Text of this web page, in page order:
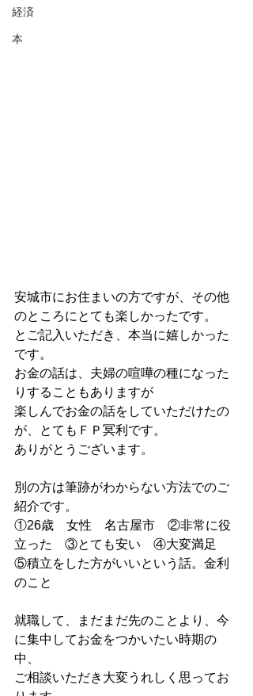
経済
本
安城市にお住まいの方ですが、その他
のところにとても楽しかったです。
とご記入いただき、本当に嬉しかった
です。
お金の話は、夫婦の喧嘩の種になった
りすることもありますが
楽しんでお金の話をしていただけたの
が、とてもＦＰ冥利です。
ありがとうございます。
別の方は筆跡がわからない方法でのご
紹介です。
①26歳　女性　名古屋市　②非常に役
立った　③とても安い　④大変満足
⑤積立をした方がいいという話。金利
のこと
就職して、まだまだ先のことより、今
に集中してお金をつかいたい時期の
中、
ご相談いただき大変うれしく思ってお